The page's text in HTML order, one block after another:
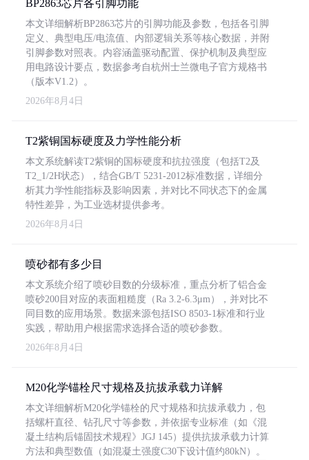
BP2863芯片各引脚功能
本文详细解析BP2863芯片的引脚功能及参数，包括各引脚
定义、典型电压/电流值、内部逻辑关系等核心数据，并附
引脚参数对照表。内容涵盖驱动配置、保护机制及典型应
用电路设计要点，数据参考自杭州士兰微电子官方规格书
（版本V1.2）。
2026年8月4日
T2紫铜国标硬度及力学性能分析
本文系统解读T2紫铜的国标硬度和抗拉强度（包括T2及
T2_1/2H状态），结合GB/T 5231-2012标准数据，详细分
析其力学性能指标及影响因素，并对比不同状态下的金属
特性差异，为工业选材提供参考。
2026年8月4日
喷砂都有多少目
本文系统介绍了喷砂目数的分级标准，重点分析了铝合金
喷砂200目对应的表面粗糙度（Ra 3.2-6.3μm），并对比不
同目数的应用场景。数据来源包括ISO 8503-1标准和行业
实践，帮助用户根据需求选择合适的喷砂参数。
2026年8月4日
M20化学锚栓尺寸规格及抗拔承载力详解
本文详细解析M20化学锚栓的尺寸规格和抗拔承载力，包
括螺杆直径、钻孔尺寸等参数，并依据专业标准（如《混
凝土结构后锚固技术规程》JGJ 145）提供抗拔承载力计算
方法和典型数值（如混凝土强度C30下设计值约80kN）。